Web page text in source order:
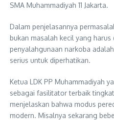
SMA Muhammadiyah 11 Jakarta.
Dalam penjelasannya
bukan masalah kecil yang harus
penyalahgunaan narkoba
serius untuk diperhatikan.
Ketua LDK PP Muhammadiyah
sebagai fasilitator terbaik
menjelaskan bahwa modus
modern. Misalnya sekarang